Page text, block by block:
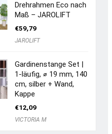
Drehrahmen Eco nach
Maß – JAROLIFT
€59,79
JAROLIFT
Gardinenstange Set |
1-läufig, ⌀ 19 mm, 140
cm, silber + Wand,
Kappe
€12,09
VICTORIA M